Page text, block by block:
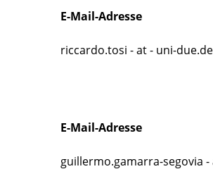
E-Mail-Adresse
riccardo.tosi - at - uni-due.de
E-Mail-Adresse
guillermo.gamarra-segovia